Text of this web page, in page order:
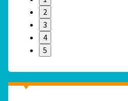
2
3
4
5